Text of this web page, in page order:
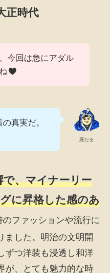
正時代
今回は急にアダル
殿だる
真実だ。
で、マイナーリー
に昇格した感のあ
のファッションや流行に
ました。明治の文明開
ずつ洋装も浸透し和洋
が、とても魅力的な時